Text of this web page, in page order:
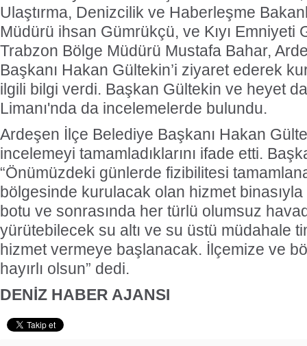
Ulaştırma, Denizcilik ve Haberleşme
Müdürü ihsan Gümrükçü, ve Kıyı Emniyeti
Trabzon Bölge Müdürü Mustafa Bahar,
Başkanı Hakan Gültekin’i ziyaret ederek
ilgili bilgi verdi. Başkan Gültekin ve heyet
Limanı'nda da incelemelerde bulundu.
Ardeşen İlçe Belediye Başkanı Hakan
incelemeyi tamamladıklarını ifade etti.
“Önümüzdeki günlerde fizibilitesi
bölgesinde kurulacak olan hizmet binasıyla
botu ve sonrasında her türlü olumsuz
yürütebilecek su altı ve su üstü müdahale
hizmet vermeye başlanacak. İlçemize ve
hayırlı olsun” dedi.
DENİZ HABER AJANSI